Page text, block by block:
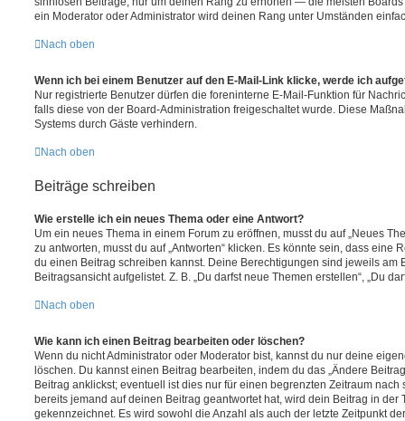
ein Moderator oder Administrator wird deinen Rang unter Umständen
Nach oben
Wenn ich bei einem Benutzer auf den E-Mail-Link klicke, werde ich
Nur registrierte Benutzer dürfen die foreninterne E-Mail-Funktion für
falls diese von der Board-Administration freigeschaltet wurde. Diese
Systems durch Gäste verhindern.
Nach oben
Beiträge schreiben
Wie erstelle ich ein neues Thema oder eine Antwort?
Um ein neues Thema in einem Forum zu eröffnen, musst du auf „Neues
zu antworten, musst du auf „Antworten“ klicken. Es könnte sein, dass eine
du einen Beitrag schreiben kannst. Deine Berechtigungen sind jeweils am
Beitragsansicht aufgelistet. Z. B. „Du darfst neue Themen erstellen“, „Du
Nach oben
Wie kann ich einen Beitrag bearbeiten oder löschen?
Wenn du nicht Administrator oder Moderator bist, kannst du nur deine
löschen. Du kannst einen Beitrag bearbeiten, indem du das „Ändere
Beitrag anklickst; eventuell ist dies nur für einen begrenzten Zeitraum
bereits jemand auf deinen Beitrag geantwortet hat, wird dein Beitrag in der
gekennzeichnet. Es wird sowohl die Anzahl als auch der letzte Zeitpunkt